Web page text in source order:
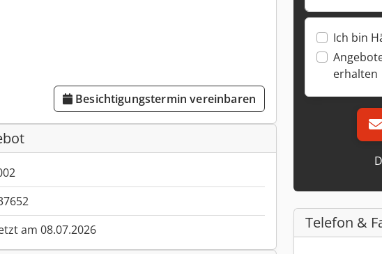
Besichtigungstermin vereinbaren
am 08.07.2026
Ich bin
erhalten
Telefon &